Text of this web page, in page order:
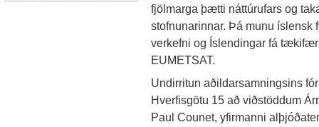
fjölmarga þætti náttúrufars og
stofnunarinnar. Þá munu
verkefni og Íslendingar fá
EUMETSAT.
Undirritun aðildarsamningsins
Hverfisgötu 15 að viðstöddum
Paul Counet, yfirmanni